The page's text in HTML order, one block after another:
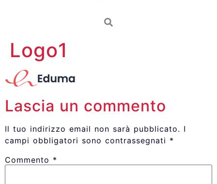
Logo1
Lascia un commento
Il tuo indirizzo email non sarà pubblicato. I
campi obbligatori sono contrassegnati *
Commento *